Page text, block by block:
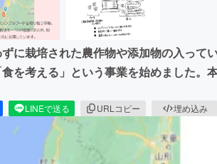
に栽培された農作物や添加物の入って
を考える」という事業を始めました。
LINEで送る URLコピー 埋め込み